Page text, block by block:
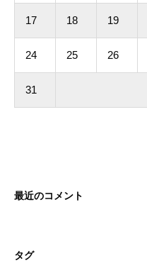
17 18 19
24 25 26
31
最近のコメント
タグ